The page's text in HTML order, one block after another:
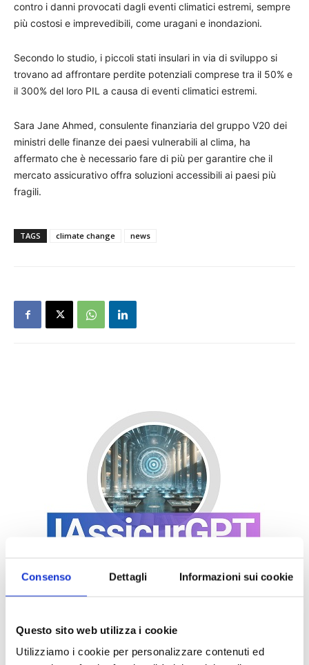
Consenso Dettagli Informazioni sui cookie
Questo sito web utilizza i cookie
Utilizziamo i cookie per personalizzare contenuti ed
contro i danni provocati dagli eventi climatici estremi, sempre
più costosi e imprevedibili, come uragani e inondazioni.
Secondo lo studio, i piccoli stati insulari in via di sviluppo si
trovano ad affrontare perdite potenziali comprese tra il 50% e
il 300% del loro PIL a causa di eventi climatici estremi.
Sara Jane Ahmed, consulente finanziaria del gruppo V20 dei
ministri delle finanze dei paesi vulnerabili al clima, ha
affermato che è necessario fare di più per garantire che il
mercato assicurativo offra soluzioni accessibili ai paesi più
fragili.
TAGS climate change news